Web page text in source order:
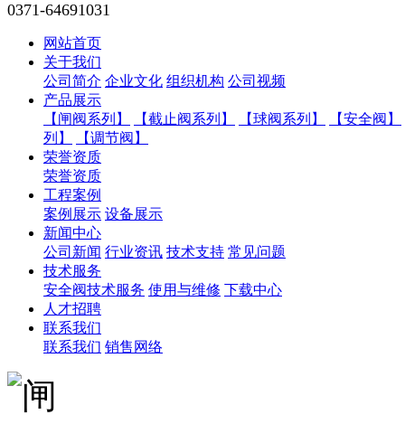
0371-64691031
网站首页
关于我们
公司简介 企业文化 组织机构 公司视频
产品展示
【闸阀系列】
【截止阀系列】 【球阀系列】
【安全阀】
列】
【调节阀】
荣誉资质
荣誉资质
工程案例
案例展示 设备展示
新闻中心
公司新闻 行业资讯 技术支持 常见问题
技术服务
安全阀技术服务 使用与维修 下载中心
人才招聘
联系我们
联系我们 销售网络